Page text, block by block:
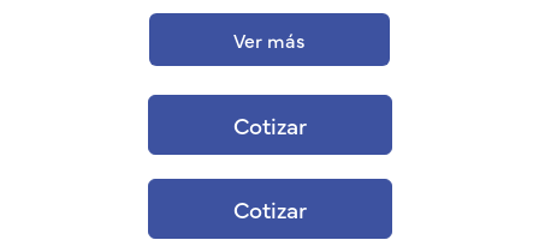
Ver más
Cotizar
Cotizar